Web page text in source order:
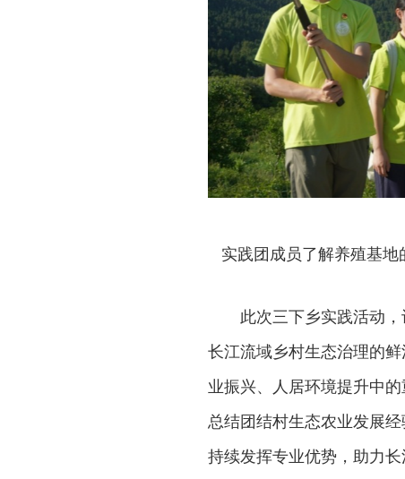
实践团成员了解养殖基地
此次三下乡实践活动
长江流域乡村生态治理的
业振兴、人居环境提升中
总结团结村生态农业发展
持续发挥专业优势，助力